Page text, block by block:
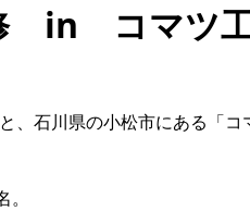
in コマツ
、石川県の小松市にある「コ